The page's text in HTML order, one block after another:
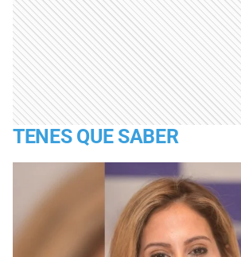
TENES QUE SABER